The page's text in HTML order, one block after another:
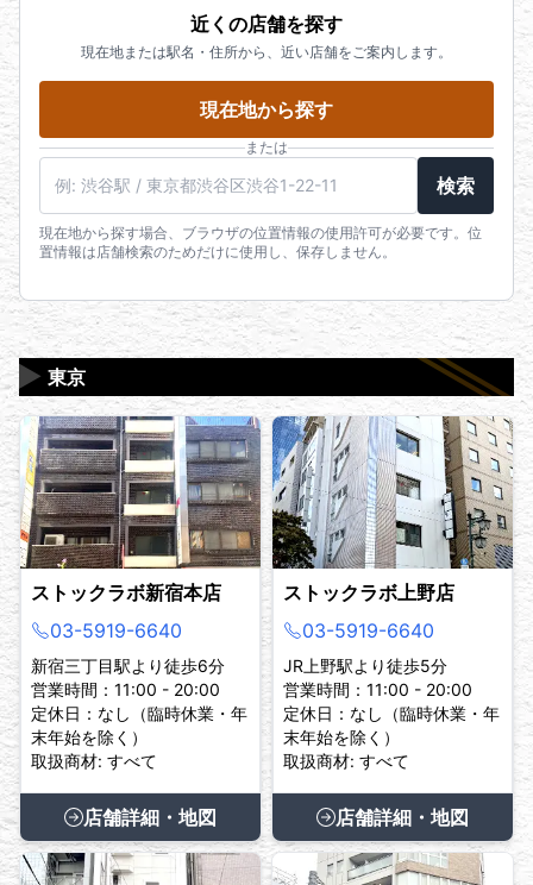
す。量が多く店舗まで遠い方などにお勧めのサービ
スです。
店頭買取はこちら
宅配買取はこちら
出張買取はこちら
鑑定士に電話で直接相談したい方はこちら（受付
時間 10:00~20:00）
メールで査定を依頼したい方はこちら
特別永住者証明書
個人番号カード
※200万円を超えるお取引の際は健康保険証に加え、
発行日から3ヶ月以内の公共料金領収書（請求書）又
は住民票が必要となります。
※身分証の住所に相違がある場合は以下の物が必要に
なります。本人確認の身分証の住所が異なる場合
は、本人様名義の現在お住まいである住所を確認で
きる物が必要になります。発行日から3ヶ月以内の公
固定電話、未払いでも可能）又は住民票が必要とな
りますので、住所変更されていない上記記載の身分
証明書と一緒にお持ちください。
※有効期限の切れた身分証明書はお取扱いできないの
でご注意ください。
また、鑑定証、保証書（ギャランティーカード）、
箱、保存袋、タグなど、商品を証明できるものをお
持ちの場合はご一緒にお持ちください。
価なお品物をお持ち込みの場合は、事前にお声がけ
いただけますと幸いです。
10:00~20:00）
LINEでのご相談はこちら
近くの店舗を探す
現在地または駅名・住所から、近い店舗をご案内します。
現在地から探す
または
検索
現在地から探す場合、ブラウザの位置情報の使用許可が必要です。位
置情報は店舗検索のためだけに使用し、保存しません。
東京
▶
ストックラボ新宿本店
03-5919-6640
新宿三丁目駅より徒歩6分
営業時間：11:00 - 20:00
定休日：なし（臨時休業・年
末年始を除く）
取扱商材: すべて
店舗詳細・地図
ストックラボ上野店
03-5919-6640
JR上野駅より徒歩5分
営業時間：11:00 - 20:00
定休日：なし（臨時休業・年
末年始を除く）
取扱商材: すべて
店舗詳細・地図